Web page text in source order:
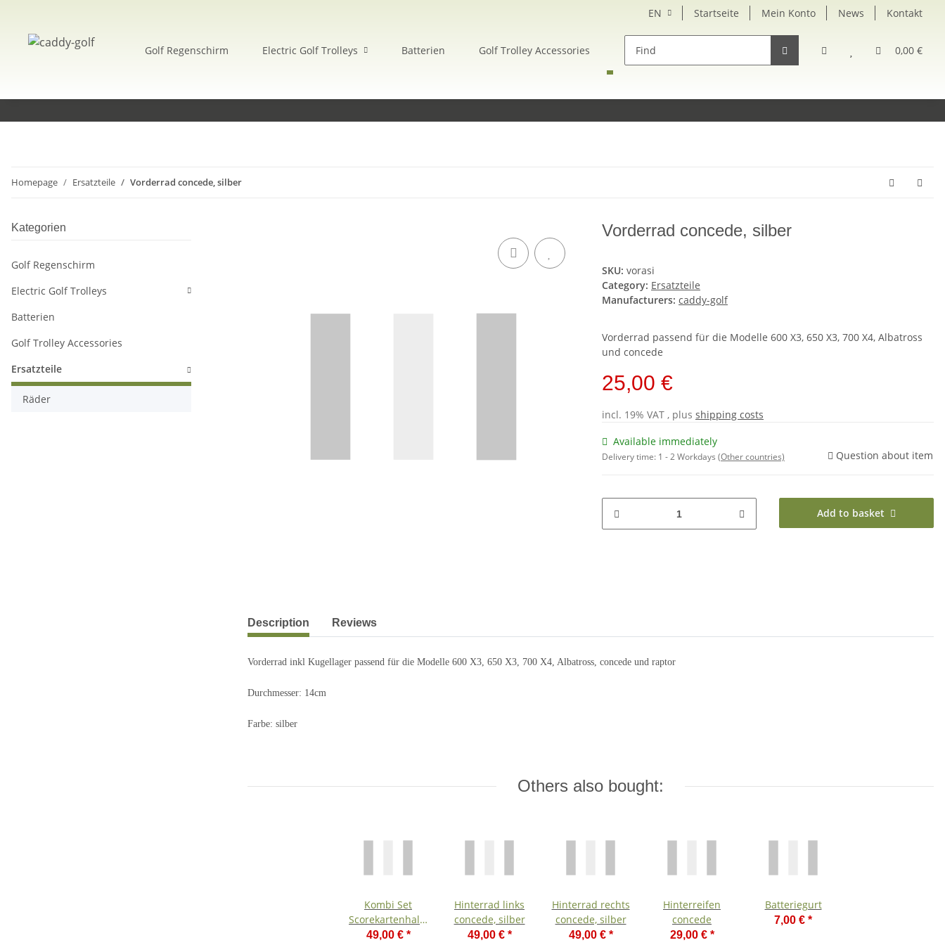
EN Startseite Mein Konto News Kontakt
0,00 €
Golf Regenschirm Electric Golf Trolleys Batterien Golf Trolley Accessories Ersatzteile
Homepage Ersatzteile Vorderrad concede, silber
Vorderrad concede, silber
SKU: vorasi
Category: Ersatzteile
Manufacturers: caddy-golf
Vorderrad passend für die Modelle 600 X3, 650 X3, 700 X4, Albatross
und concede
25,00 €
incl. 19% VAT , plus shipping costs
Available immediately
Delivery time: 1 - 2 Workdays (Other countries) Question about item
Add to basket
Description Reviews
Vorderrad inkl Kugellager passend für die Modelle 600 X3, 650 X3, 700 X4, Albatross, concede und raptor
Durchmesser: 14cm
Farbe: silber
Others also bought:
Kombi Set
Scorekartenhalter
und
49,00 € *
Hinterrad links
concede, silber
49,00 € *
Hinterrad rechts
concede, silber
49,00 € *
Hinterreifen
concede
29,00 € *
Batteriegurt
7,00 € *
Kategorien
Golf Regenschirm
Electric Golf Trolleys
Batterien
Golf Trolley Accessories
Ersatzteile
Räder